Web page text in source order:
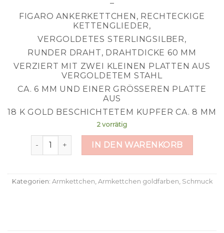
–
FIGARO ANKERKETTCHEN, RECHTECKIGE
KETTENGLIEDER,
VERGOLDETES STERLINGSILBER,
RUNDER DRAHT, DRAHTDICKE 60 MM
VERZIERT MIT ZWEI KLEINEN PLATTEN AUS
VERGOLDETEM STAHL
CA. 6 MM UND EINER GRÖSSEREN PLATTE A
US
18 K GOLD BESCHICHTETEM KUPFER CA. 8 MM
2 vorrätig
Goldblume MengeIN DEN WARENKORB
Kategorien: Armkettchen Armkettchen goldfarben Schmuck